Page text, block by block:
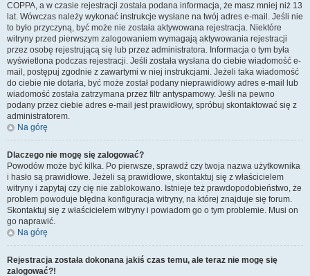
COPPA, a w czasie rejestracji została podana informacja, że masz mniej niż 13
lat. Wówczas należy wykonać instrukcje wysłane na twój adres e-mail. Jeśli nie
to było przyczyną, być może nie została aktywowana rejestracja. Niektóre
witryny przed pierwszym zalogowaniem wymagają aktywowania rejestracji
przez osobę rejestrującą się lub przez administratora. Informacja o tym była
wyświetlona podczas rejestracji. Jeśli została wysłana do ciebie wiadomość e-
mail, postępuj zgodnie z zawartymi w niej instrukcjami. Jeżeli taka wiadomość
do ciebie nie dotarła, być może został podany nieprawidłowy adres e-mail lub
wiadomość została zatrzymana przez filtr antyspamowy. Jeśli na pewno
podany przez ciebie adres e-mail jest prawidłowy, spróbuj skontaktować się z
administratorem.
Na górę
Dlaczego nie mogę się zalogować?
Powodów może być kilka. Po pierwsze, sprawdź czy twoja nazwa użytkownika
i hasło są prawidłowe. Jeżeli są prawidłowe, skontaktuj się z właścicielem
witryny i zapytaj czy cię nie zablokowano. Istnieje też prawdopodobieństwo, że
problem powoduje błędna konfiguracja witryny, na której znajduje się forum.
Skontaktuj się z właścicielem witryny i powiadom go o tym problemie. Musi on
go naprawić.
Na górę
Rejestracja została dokonana jakiś czas temu, ale teraz nie mogę się
zalogować?!